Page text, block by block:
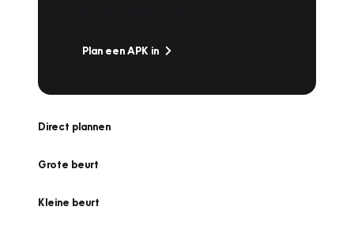
Plan een APK in
Direct plannen
Grote beurt
Kleine beurt